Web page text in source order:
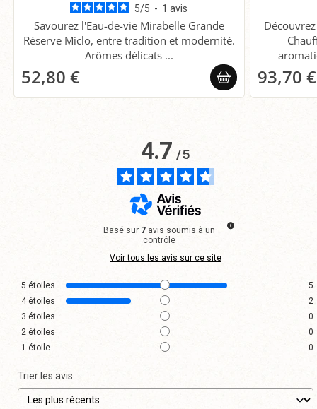
5/5 - 1avis
Savourez l'Eau-de-vie Mirabelle Grande
Réserve Miclo, entre tradition et modernité.
Arômes délicats ...
52,80 € 93,70 €
4.7/5
Basé sur 7 avis soumis à un
contrôle
Voir tous les avis sur ce site
5 étoiles
5
4 étoiles
2
3 étoiles
0
2 étoiles
0
1 étoile 0
Trier les avis